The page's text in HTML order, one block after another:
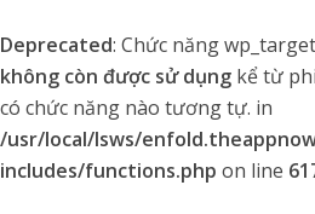
Deprecated: Chức năng
không còn được sử dụng kể từ
có chức năng nào tương tự. in
/usr/local/lsws/
includes/functions.php on line